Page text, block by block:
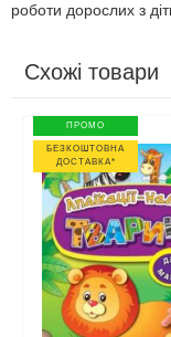
роботи дорослих з
Схожі товари
ПРОМО
БЕЗКОШТОВНА
ДОСТАВКА*